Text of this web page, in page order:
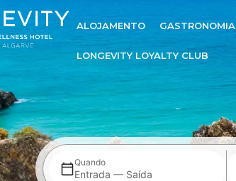
ALOJAMENTO GASTRONOMIA
LONGEVITY LOYALTY CLUB
Quando
Entrada — Saída